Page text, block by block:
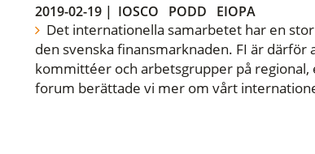
2019-02-19| IOSCO PODD EIOPA
Det internationella samarbetet har en
den svenska finansmarknaden. FI är
kommittéer och arbetsgrupper på regional,
forum berättade vi mer om vårt